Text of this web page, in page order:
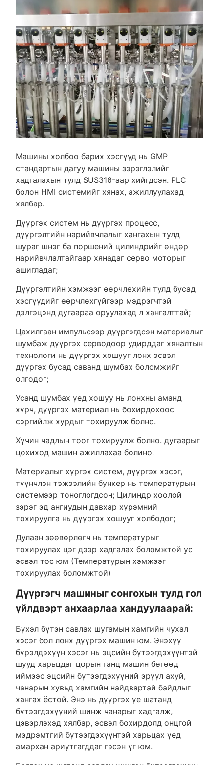
Машины холбоо барих хэсгүүд нь GMP
стандартын дагуу машины зэрэглэлийг
хадгалахын тулд SUS316-аар хийгдсэн. PLC
болон HMI системийг хянах, ажиллуулахад
хялбар.
Дүүргэх систем нь дүүргэх процесс,
дүүргэлтийн нарийвчлалыг хангахын тулд
шураг шнэг ба поршений цилиндрийг өндөр
нарийвчлалтайгаар хянадаг серво моторыг
ашигладаг;
Дүүргэлтийн хэмжээг өөрчлөхийн тулд бусад
хэсгүүдийг өөрчлөхгүйгээр мэдрэгчтэй
дэлгэцэнд дугаараа оруулахад л хангалттай;
Цахилгаан импульсээр дүүргэгдсэн материалыг
шумбаж дүүргэх серводоор удирддаг хяналтын
технологи нь дүүргэх хошууг лонх эсвэл
дүүргэх бусад саванд шумбах боломжийг
олгодог;
Усанд шумбах үед хошуу нь лонхны аманд
хүрч, дүүргэх материал нь бохирдохоос
сэргийлж хурдыг тохируулж болно.
Хүчин чадлын тоог тохируулж болно. дугаарыг
цохиход машин ажиллахаа болино.
Материалыг хүргэх систем, дүүргэх хэсэг,
түүнчлэн тэжээлийн бункер нь температурын
системээр тоноглогдсон; Цилиндр хоолой
зэрэг эд ангиудын давхар хүрэмний
тохируулга нь дүүргэх хошууг холбодог;
Дулаан зөөвөрлөгч нь температурыг
тохируулах цэг дээр хадгалах боломжтой ус
эсвэл тос юм (Температурын хэмжээг
тохируулах боломжтой)
Дүүргэгч машиныг сонгохын тулд гол
үйлдвэрт анхаарлаа хандуулаарай:
Бүхэл бүтэн савлах шугамын хамгийн чухал
хэсэг бол лонх дүүргэх машин юм. Энэхүү
бүрэлдэхүүн хэсэг нь эцсийн бүтээгдэхүүнтэй
шууд харьцдаг цорын ганц машин бөгөөд
иймээс эцсийн бүтээгдэхүүний эрүүл ахуй,
чанарын хувьд хамгийн найдвартай байдлыг
хангах ёстой. Энэ нь дүүргэх үе шатанд
бүтээгдэхүүний шинж чанарыг хадгалж,
цэвэрлэхэд хялбар, эсвэл бохирдолд онцгой
мэдрэмтгий бүтээгдэхүүнтэй харьцах үед
амархан ариутгагддаг гэсэн үг юм.